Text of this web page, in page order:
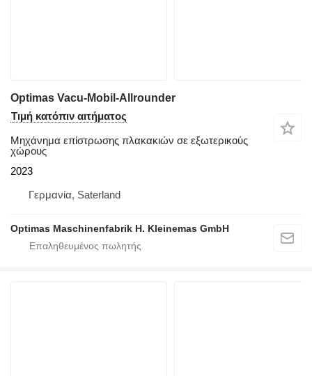
Optimas Vacu-Mobil-Allrounder
Τιμή κατόπιν αιτήματος
Μηχάνημα επίστρωσης πλακακιών σε εξωτερικούς
χώρους
2023
Γερμανία, Saterland
Optimas Maschinenfabrik H. Kleinemas GmbH